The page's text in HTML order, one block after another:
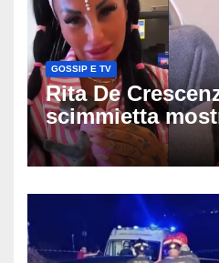
GOSSIP E TV
Rita De
scimmietta
social: scattano
rischia